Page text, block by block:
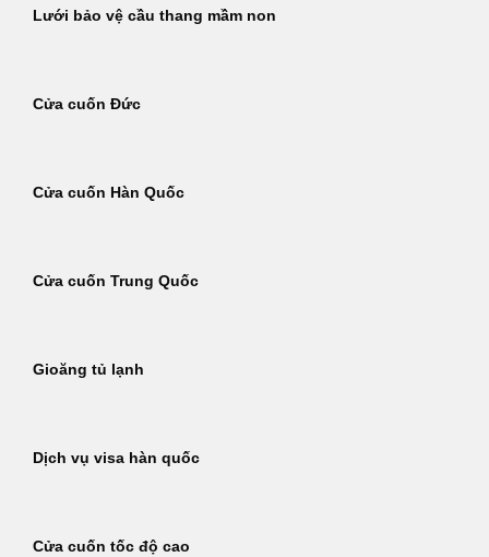
Lưới bảo vệ cầu thang mầm non
Cửa cuốn Đức
Cửa cuốn Hàn Quốc
Cửa cuốn Trung Quốc
Gioăng tủ lạnh
Dịch vụ visa hàn quốc
Cửa cuốn tốc độ cao